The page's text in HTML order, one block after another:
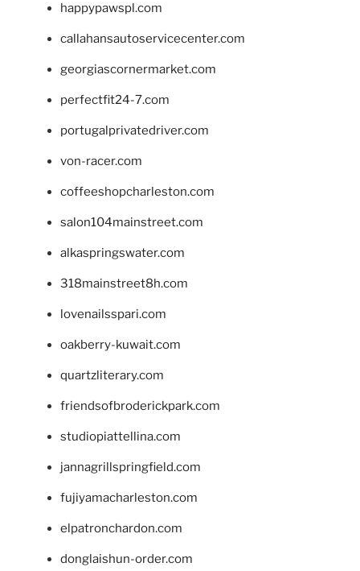
happypawspl.com
callahansautoservicecenter.com
georgiascornermarket.com
perfectfit24-7.com
portugalprivatedriver.com
von-racer.com
coffeeshopcharleston.com
salon104mainstreet.com
alkaspringswater.com
318mainstreet8h.com
lovenailsspari.com
oakberry-kuwait.com
quartzliterary.com
friendsofbroderickpark.com
studiopiattellina.com
jannagrillspringfield.com
fujiyamacharleston.com
elpatronchardon.com
donglaishun-order.com